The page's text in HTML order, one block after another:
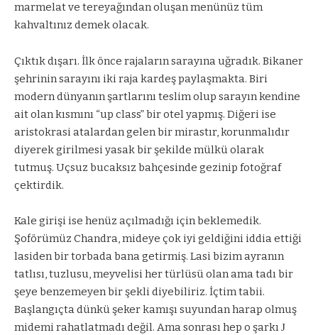
marmelat ve tereyağından oluşan menünüz tüm
kahvaltınız demek olacak.
Çıktık dışarı. İlk önce rajaların sarayına uğradık. Bikaner
şehrinin sarayını iki raja kardeş paylaşmakta. Biri
modern dünyanın şartlarını teslim olup sarayın kendine
ait olan kısmını “up class” bir otel yapmış. Diğeri ise
aristokrasi atalardan gelen bir mirastır, korunmalıdır
diyerek girilmesi yasak bir şekilde mülkü olarak
tutmuş. Uçsuz bucaksız bahçesinde gezinip fotoğraf
çektirdik.
Kale girişi ise henüz açılmadığı için beklemedik.
Şoförümüz Chandra, mideye çok iyi geldiğini iddia ettiği
lasiden bir torbada bana getirmiş. Lasi bizim ayranın
tatlısı, tuzlusu, meyvelisi her türlüsü olan ama tadı bir
şeye benzemeyen bir şekli diyebiliriz. İçtim tabii.
Başlangıçta dünkü şeker kamışı suyundan harap olmuş
midemi rahatlatmadı değil. Ama sonrası hep o şarkıJ